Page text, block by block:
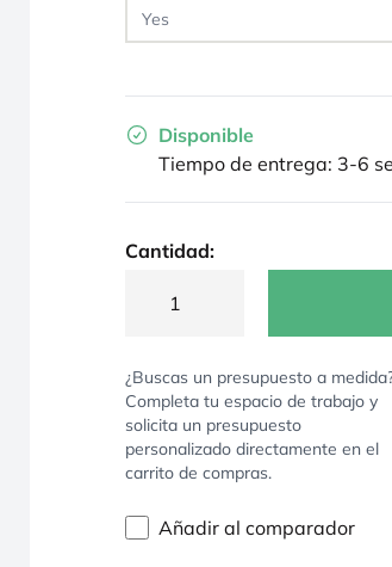
Disponible
Tiempo de entrega: 3-6
Cantidad:
¿Buscas un presupuesto a
Completa tu espacio de trabajo y
solicita un presupuesto
personalizado directamente en el
carrito de compras.
Añadir al comparador